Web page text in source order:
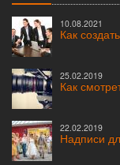
10.08.2021
Как
25.02.2019
Как
22.02.2019
Надписи